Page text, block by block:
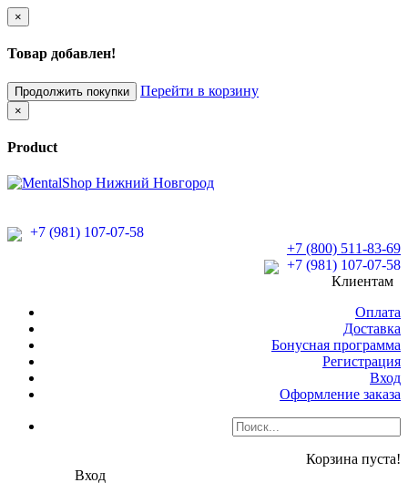
×
Товар добавлен!
Продолжить покупки Перейти в корзину
×
Product
+7 (981) 107-07-58
+7 (800) 511-83-69
+7 (981) 107-07-58
Клиентам
Оплата
Доставка
Бонусная программа
Регистрация
Вход
Оформление заказа
Корзина пуста!
Вход